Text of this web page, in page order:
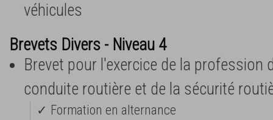
véhicules
Brevets Divers - Niveau 4
Brevet pour l'exercice de la profession
conduite routière et de la sécurité
✓ Formation en alternance